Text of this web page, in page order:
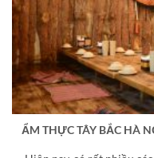
ẨM THỰC TÂY BẮC HÀ